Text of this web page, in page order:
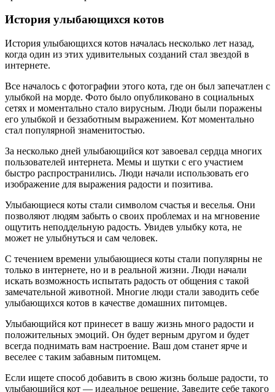
История улыбающихся котов
История улыбающихся котов началась несколько лет назад,
когда один из этих удивительных созданий стал звездой в
интернете.
Все началось с фотографии этого кота, где он был запечатлен с
улыбкой на морде. Фото было опубликовано в социальных
сетях и моментально стало вирусным. Люди были поражены
его улыбкой и беззаботным выражением. Кот моментально
стал популярной знаменитостью.
За несколько дней улыбающийся кот завоевал сердца многих
пользователей интернета. Мемы и шутки с его участием
быстро распространились. Люди начали использовать его
изображение для выражения радости и позитива.
Улыбающиеся коты стали символом счастья и веселья. Они
позволяют людям забыть о своих проблемах и на мгновение
ощутить неподдельную радость. Увидев улыбку кота, не
может не улыбнуться и сам человек.
С течением времени улыбающиеся коты стали популярны не
только в интернете, но и в реальной жизни. Люди начали
искать возможность испытать радость от общения с такой
замечательной животной. Многие люди стали заводить себе
улыбающихся котов в качестве домашних питомцев.
Улыбающийся кот принесет в вашу жизнь много радости и
положительных эмоций. Он будет верным другом и будет
всегда поднимать вам настроение. Ваш дом станет ярче и
веселее с таким забавным питомцем.
Если ищете способ добавить в свою жизнь больше радости, то
улыбающийся кот — идеальное решение. Заведите себе такого